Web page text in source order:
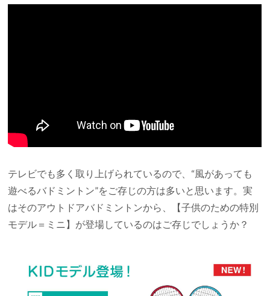
テレビでも多く取り上げられているので、“風があっても
遊べるバドミントン”をご存じの方は多いと思います。実
はそのアウトドアバドミントンから、【子供のための特別
モデル＝ミニ】が登場しているのはご存じでしょうか？